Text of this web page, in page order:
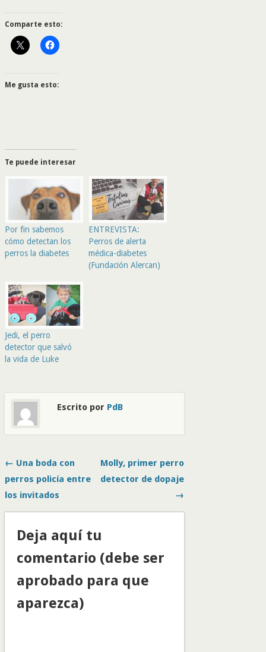
Comparte esto:
Me gusta esto:
Te puede interesar
Por fin sabemos
cómo detectan los
perros la diabetes
ENTREVISTA:
Perros de alerta
médica-diabetes
(Fundación Alercan)
Jedi, el perro
detector que salvó
la vida de Luke
Escrito por PdB
← Una boda con
perros policía entre
los invitados
Molly, primer perro
detector de dopaje
→
Deja aquí tu
comentario (debe ser
aprobado para que
aparezca)